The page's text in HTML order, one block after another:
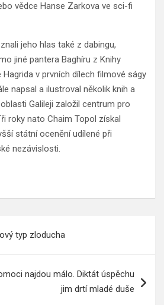
vědce Hanse Zarkova ve sci-fi
jeho hlas také z dabingu,
jiné pantera Baghíru z Knihy
Hagrida v prvních dílech filmové ságy
napsal a ilustroval několik knih a
Galileji založil centrum pro
roky nato Chaim Topol získal
státní ocenění udílené při
nezávislosti.
typ zloducha
najdou málo. Diktát úspěchu
jim drtí mladé duše